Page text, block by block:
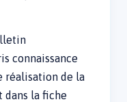
connaissance
réalisation de la
la fiche